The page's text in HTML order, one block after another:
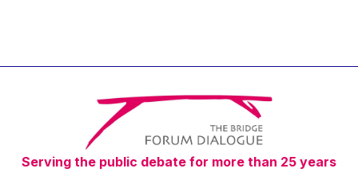
Timothy Radcliffe
Vaclav Klaus
Vassilios Skouris
Vítor Manuel da Silva Caldeira
Viviane Reding
Serving the public debate for more than 25 years